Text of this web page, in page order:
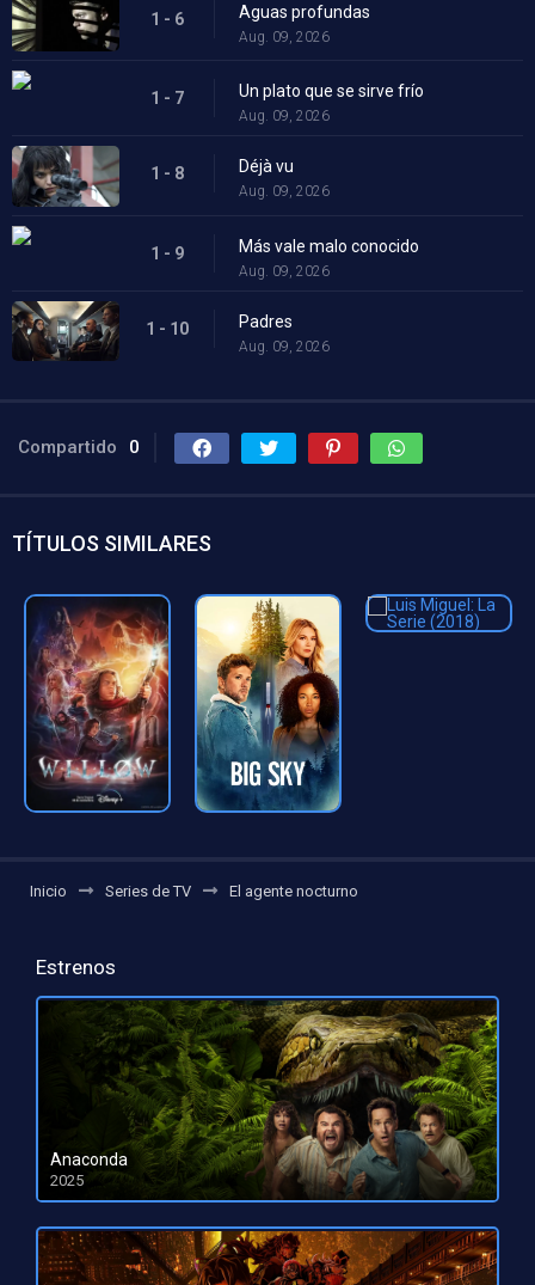
1 - 6 Aguas profundas
Aug. 09, 2026
1 - 7 Un plato que se sirve frío
Aug. 09, 2026
1 - 8 Déjà vu
Aug. 09, 2026
1 - 9 Más vale malo conocido
Aug. 09, 2026
1 - 10 Padres
Aug. 09, 2026
Compartido 0
TÍTULOS SIMILARES
Inicio Series de TV El agente nocturno
Estrenos
Anaconda
2025
HD 1080pHD 720p